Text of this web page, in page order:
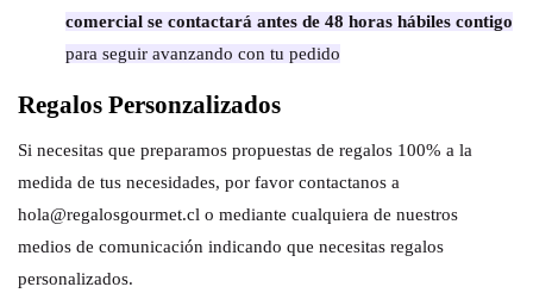
comercial se contactará antes de 48 horas hábiles contigo
para seguir avanzando con tu pedido
Regalos Personzalizados
Si necesitas que preparamos propuestas de regalos 100% a la
medida de tus necesidades, por favor contactanos a
hola@regalosgourmet.cl o mediante cualquiera de nuestros
medios de comunicación indicando que necesitas regalos
personalizados.